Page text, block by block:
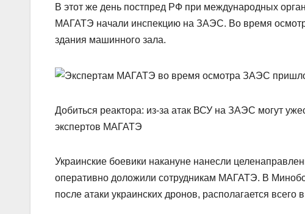
В этот же день постпред РФ при международных
МАГАТЭ начали инспекцию на ЗАЭС. Во время
здания машинного зала.
Добиться реактора: из-за атак ВСУ на ЗАЭС могут
экспертов МАГАТЭ
Украинские боевики накануне нанесли
оперативно доложили сотрудникам МАГАТЭ. В
после атаки украинских дронов, располагается всего